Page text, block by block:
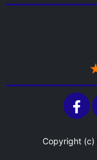
Copyright (c)